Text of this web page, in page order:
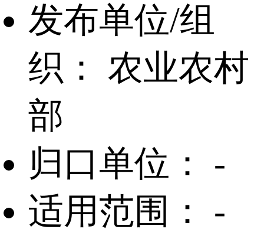
发布单位/组
织： 农业农村
部
归口单位：
-
适用范围：
-